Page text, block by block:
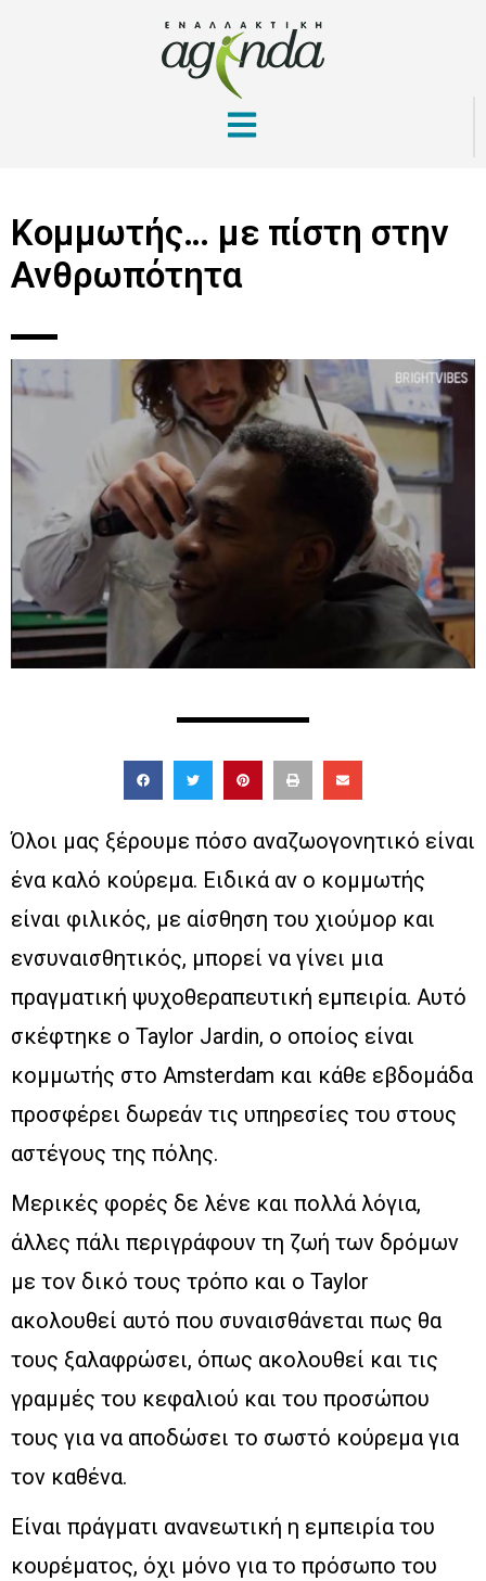
Κομμωτής… με πίστη στην
Ανθρωπότητα
Όλοι μας ξέρουμε πόσο αναζωογονητικό είναι
ένα καλό κούρεμα. Ειδικά αν ο κομμωτής
είναι φιλικός, με αίσθηση του χιούμορ και
ενσυναισθητικός, μπορεί να γίνει μια
πραγματική ψυχοθεραπευτική εμπειρία. Αυτό
σκέφτηκε ο Taylor Jardin, ο οποίος είναι
κομμωτής στο Amsterdam και κάθε εβδομάδα
προσφέρει δωρεάν τις υπηρεσίες του στους
αστέγους της πόλης.
Μερικές φορές δε λένε και πολλά λόγια,
άλλες πάλι περιγράφουν τη ζωή των δρόμων
με τον δικό τους τρόπο και ο Taylor
ακολουθεί αυτό που συναισθάνεται πως θα
τους ξαλαφρώσει, όπως ακολουθεί και τις
γραμμές του κεφαλιού και του προσώπου
τους για να αποδώσει το σωστό κούρεμα για
τον καθένα.
Είναι πράγματι ανανεωτική η εμπειρία του
κουρέματος, όχι μόνο για το πρόσωπο του